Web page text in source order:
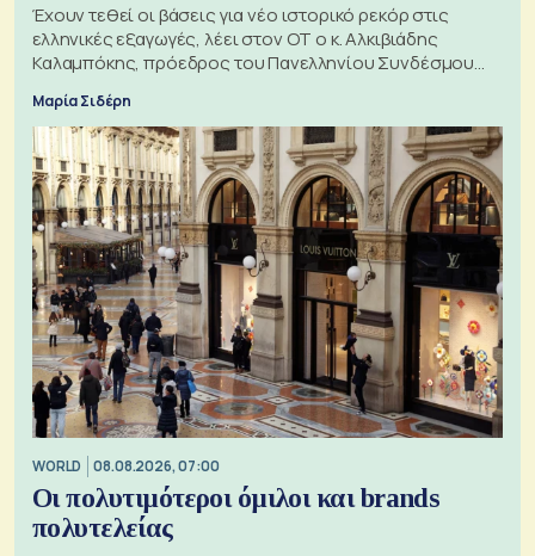
Έχουν τεθεί οι βάσεις για νέο ιστορικό ρεκόρ στις
ελληνικές εξαγωγές, λέει στον ΟΤ ο κ. Αλκιβιάδης
Καλαμπόκης, πρόεδρος του Πανελληνίου Συνδέσμου
Μαρία Σιδέρη
WORLD 08.08.2026, 07:00
Οι πολυτιμότεροι όμιλοι και brands
πολυτελείας